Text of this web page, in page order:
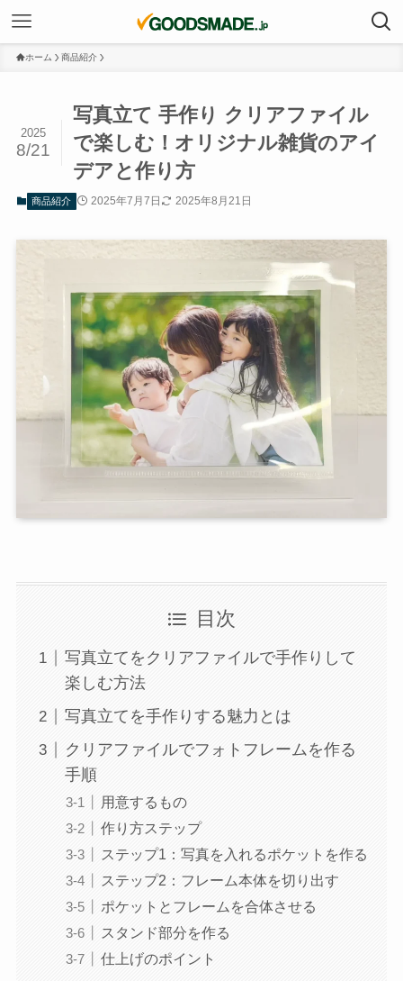
ホーム 商品紹介
写真立て 手作り クリアファイル
で楽しむ！オリジナル雑貨のアイ
デアと作り方
2025
8/21
商品紹介 2025年7月7日 2025年8月21日
目次
写真立てをクリアファイルで手作りして
楽しむ方法
写真立てを手作りする魅力とは
クリアファイルでフォトフレームを作る
手順
用意するもの
作り方ステップ
ステップ1：写真を入れるポケットを作る
ステップ2：フレーム本体を切り出す
ポケットとフレームを合体させる
スタンド部分を作る
仕上げのポイント